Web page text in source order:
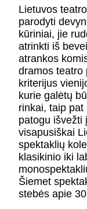
TEATRO
KARJERA IR
PRISIJUNGTI
Lietuvos
parodyti
kūriniai, jie
atrinkti iš
atrankos
dramos teatro
kriterijus
kurie galėtų
rinkai, taip
patogu išvežti
visapusiškai
spektaklių
klasikinio iki
Šiemet
stebės apie